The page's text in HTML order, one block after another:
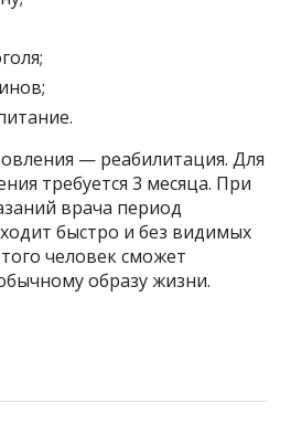
— реабилитация. Для
требуется 3 месяца. При
врача период
быстро и без видимых
человек сможет
образу жизни.